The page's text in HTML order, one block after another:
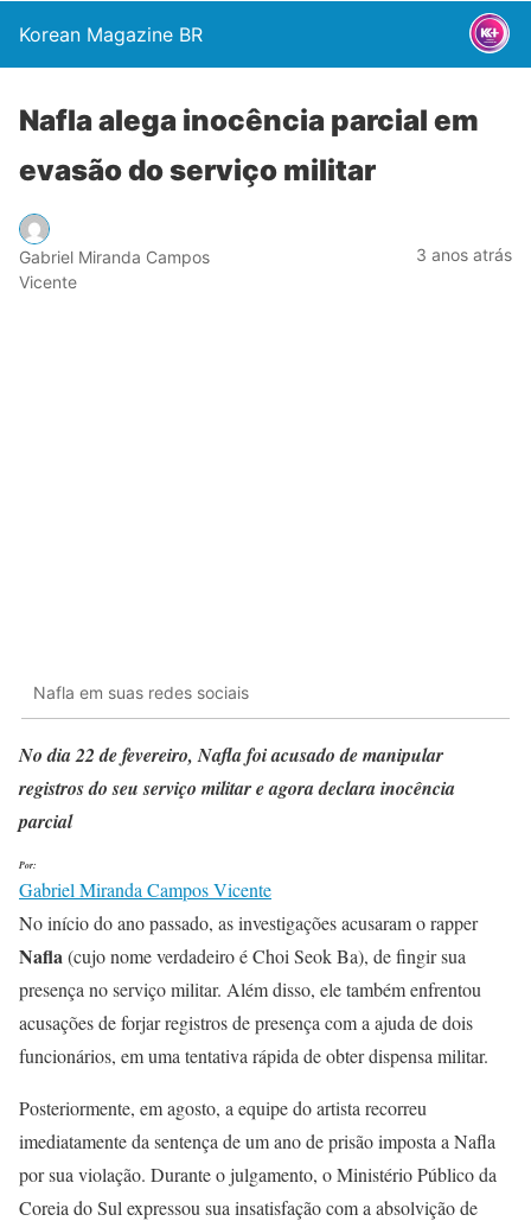
Korean Magazine BR
Nafla alega inocência parcial em
evasão do serviço militar
Gabriel Miranda Campos
Vicente
3 anos atrás
Nafla em suas redes sociais
No dia 22 de fevereiro, Nafla foi acusado de manipular
registros do seu serviço militar e agora declara inocência
parcial
Por:
Gabriel Miranda Campos Vicente
No início do ano passado, as investigações acusaram o rapper
Nafla(cujo nome verdadeiro é Choi Seok Ba), de fingir sua
presença no serviço militar. Além disso, ele também enfrentou
acusações de forjar registros de presença com a ajuda de dois
funcionários, em uma tentativa rápida de obter dispensa militar.
Posteriormente, em agosto, a equipe do artista recorreu
imediatamente da sentença de um ano de prisão imposta a Nafla
por sua violação. Durante o julgamento, o Ministério Público da
Coreia doSul expressou sua insatisfação com a absolvição de